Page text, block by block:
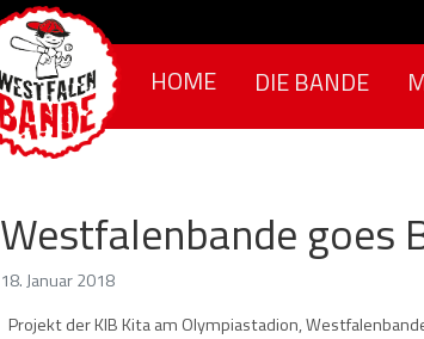
HOME DIE BANDE
Westfalenbande goes
18. Januar 2018
Projekt der KIB Kita am Olympiastadion,